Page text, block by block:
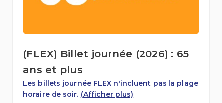
(FLEX) Billet journée (2026) : 65
ans et plus
Les billets journée FLEX n'incluent pas la plage
horaire de soir. (Afficher plus)